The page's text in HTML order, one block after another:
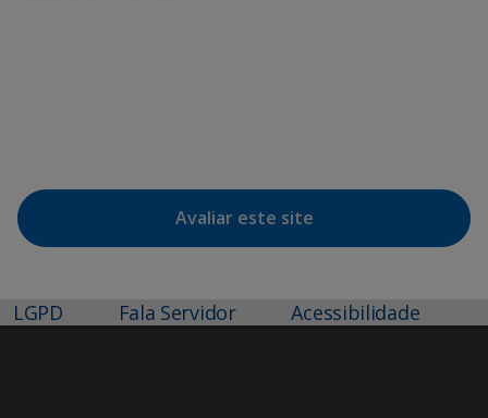
Avaliar este site
LGPD Fala Servidor Acessibilidade